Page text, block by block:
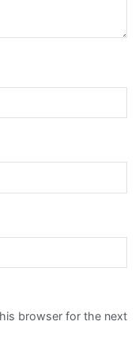
browser for the next